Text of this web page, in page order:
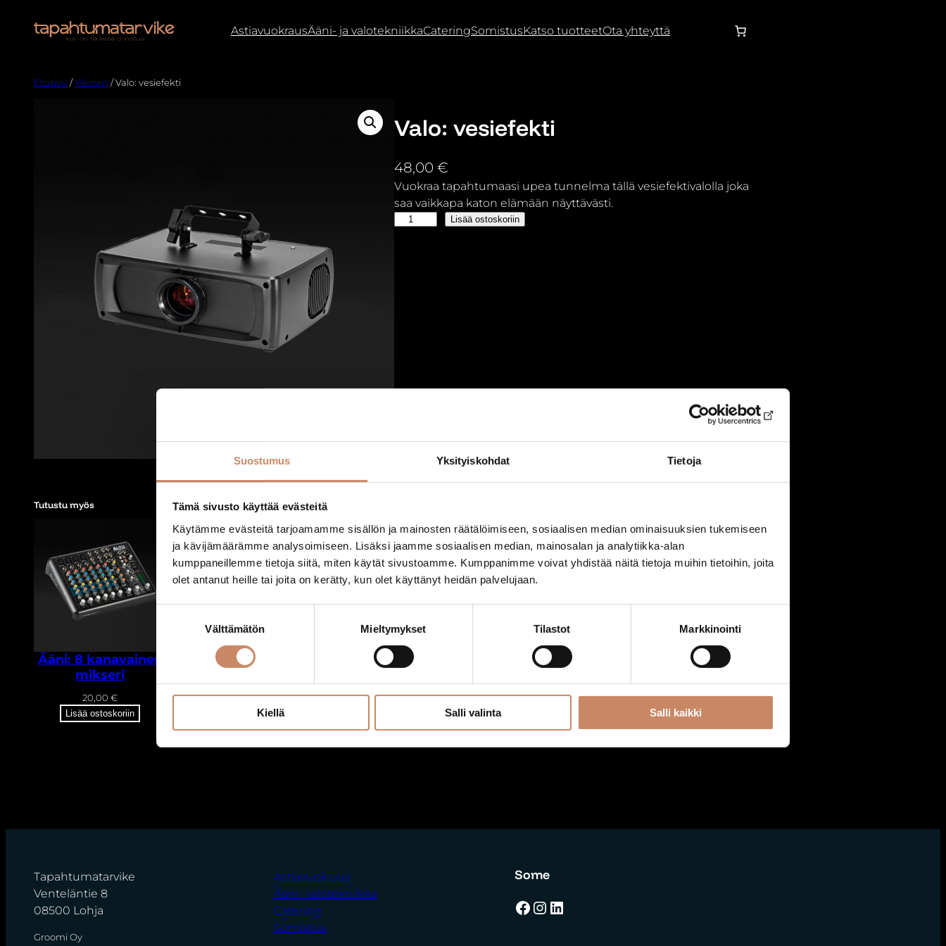
Suostumus Yksityiskohdat Tietoja
Tämä sivusto käyttää evästeitä
Käytämme evästeitä tarjoamamme sisällön ja mainosten räätälöimiseen, sosiaalisen median ominaisuuksien tukemiseen
ja kävijämäärämme analysoimiseen. Lisäksi jaamme sosiaalisen median, mainosalan ja analytiikka-alan
kumppaneillemme tietoja siitä, miten käytät sivustoamme. Kumppanimme voivat yhdistää näitä tietoja muihin tietoihin, joita
olet antanut heille tai joita on kerätty, kun olet käyttänyt heidän palvelujaan.
Välttämätön Mieltymykset Tilastot Markkinointi
Kiellä Salli valinta Salli kaikki
AstiavuokrausÄäni- ja valotekniikkaCateringSomistusKatso tuotteetOta yhteyttä
Etusivu /Yleinen / Valo: vesiefekti
Valo: vesiefekti
48,00 €
Vuokraa tapahtumaasi upea tunnelma tällä vesiefektivalolla joka
saa vaikkapa katon elämään näyttävästi.
f
t
r
ä
Lisää ostoskoriin
Tutustu myös
Ääni: 8 kanavainen
mikseri
20,00€
Lisää ostoskoriin
Ääni:
140,00€
Lisää ostoskoriin
Ääni:
Lisää ostoskoriin
Ääni: DJ deck
125,00€
Lisää ostoskoriin 50,00€
Lisää ostoskoriin
Tapahtumatarvike
Venteläntie 8
08500 Lohja
Groomi Oy
Astiavuokraus
Ääni- valotekniikka
Catering
Somistus
Some
Facebook Instagram LinkedIn